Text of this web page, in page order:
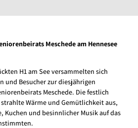
Meschede am Hennesee
H1 am See versammelten sich
und Besucher zur diesjährigen
Meschede. Die festlich
Wärme und Gemütlichkeit aus,
Kuchen und besinnlicher Musik auf das